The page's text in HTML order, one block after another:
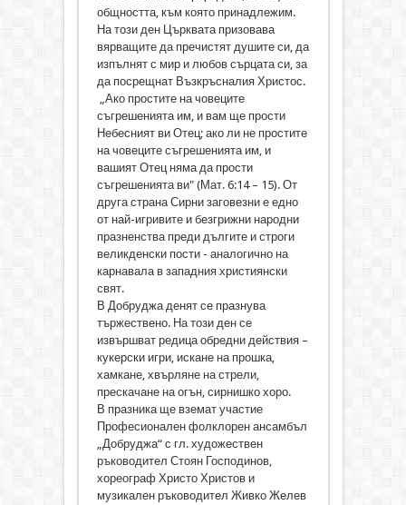
общността, към която принадлежим.
На този ден Църквата призовава
вярващите да пречистят душите си, да
изпълнят с мир и любов сърцата си, за
да посрещнат Възкръсналия Христос.
„Ако простите на човеците
съгрешенията им, и вам ще прости
Небесният ви Отец; ако ли не простите
на човеците съгрешенията им, и
вашият Отец няма да прости
съгрешенията ви" (Мат. 6:14 – 15). От
друга страна Сирни заговезни е едно
от най-игривите и безгрижни народни
празненства преди дългите и строги
великденски пости - аналогично на
карнавала в западния християнски
свят.
В Добруджа денят се празнува
тържествено. На този ден се
извършват редица обредни действия –
кукерски игри, искане на прошка,
хамкане, хвърляне на стрели,
прескачане на огън, сирнишко хоро.
В празника ще вземат участие
Професионален фолклорен ансамбъл
„Добруджа“ с гл. художествен
ръководител Стоян Господинов,
хореограф Христо Христов и
музикален ръководител Живко Желев